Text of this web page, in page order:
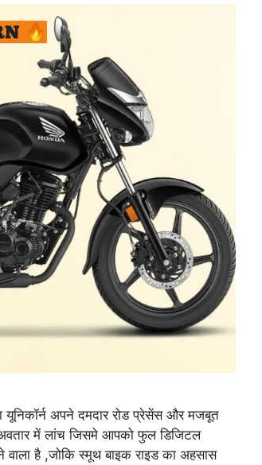
अपने दमदार रोड प्रेसेंस और मजबूत
में लांच जिसमे आपको फुल डिजिटल
है ,जोकि स्मूथ बाइक राइड का अहसास